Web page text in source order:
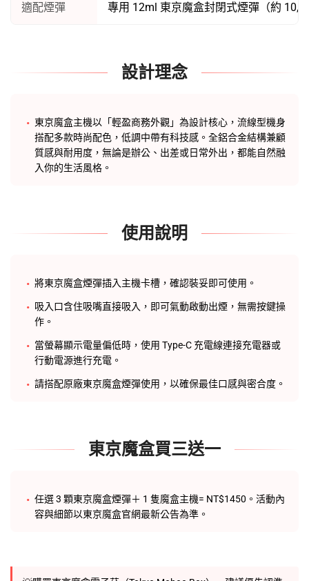
適配煙彈 專用 12ml 東京魔盒封閉式煙彈（約
設計理念
東京魔盒主機以「輕盈商務外觀」為設計核心，流線型機身
搭配多款時尚配色，低調中帶有科技感。全鋁合金結構兼顧
質感與耐用度，無論是辦公、出差或日常外出，都能自然融
入你的生活風格。
使用說明
將東京魔盒煙彈插入主機卡槽，確認裝妥即可使用。
吸入口含住吸嘴直接吸入，即可氣動啟動出煙，無需按鍵操
作。
當螢幕顯示電量偏低時，使用 Type-C 充電線連接充電器或
行動電源進行充電。
請搭配原廠東京魔盒煙彈使用，以確保最佳口感與密合度。
東京魔盒買三送一
任選 3 顆東京魔盒煙彈＋ 1 隻魔盒主機= NT$1450。活動內
容與細節以東京魔盒官網最新公告為準。